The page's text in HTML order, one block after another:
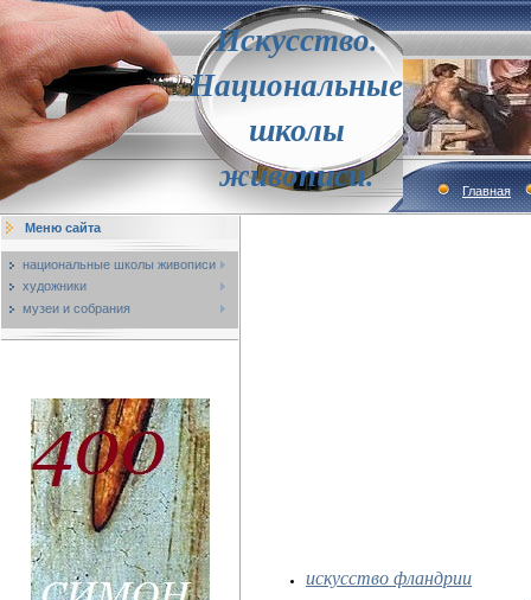
Искусство.
Национальные
школы
живописи.
Главная
Меню сайта
национальные школы живописи
художники
музеи и собрания
искусство фландрии